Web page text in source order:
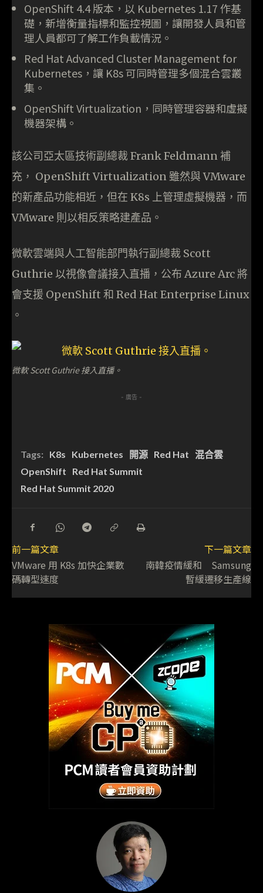
OpenShift 4.4 版本，以 Kubernetes 1.17 作基
礎，新增衡量指標和監控視圖，讓開發人員和管
理人員都可了解工作負載情況。
Red Hat Advanced Cluster Management for
Kubernetes，讓 K8s 可同時管理多個混合雲叢
集。
OpenShift Virtualization，同時管理容器和虛擬
機器架構。
該公司亞太區技術副總裁 Frank Feldmann 補
充， OpenShift Virtualization 雖然與 VMware
的新產品功能相近，但在 K8s 上管理虛擬機器，而
VMware 則以相反策略建產品。
微軟雲端與人工智能部門執行副總裁 Scott
Guthrie 以視像會議接入直播，公布 Azure Arc 將
會支援 OpenShift 和 Red Hat Enterprise Linux
。
微軟 Scott Guthrie 接入直播。
- 廣告 -
Tags: K8s Kubernetes 開源 Red Hat 混合雲
OpenShift
Red Hat Summit
Red Hat Summit 2020
前一篇文章
VMware 用 K8s 加快企業數
碼轉型速度
下一篇文章
南韓疫情緩和 Samsung
暫緩遷移生產線